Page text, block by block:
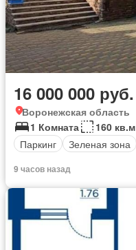
16 000 000 руб.
Воронежская область
1 Комната
160 кв.м
Паркинг
Зеленая зона
9 часов назад